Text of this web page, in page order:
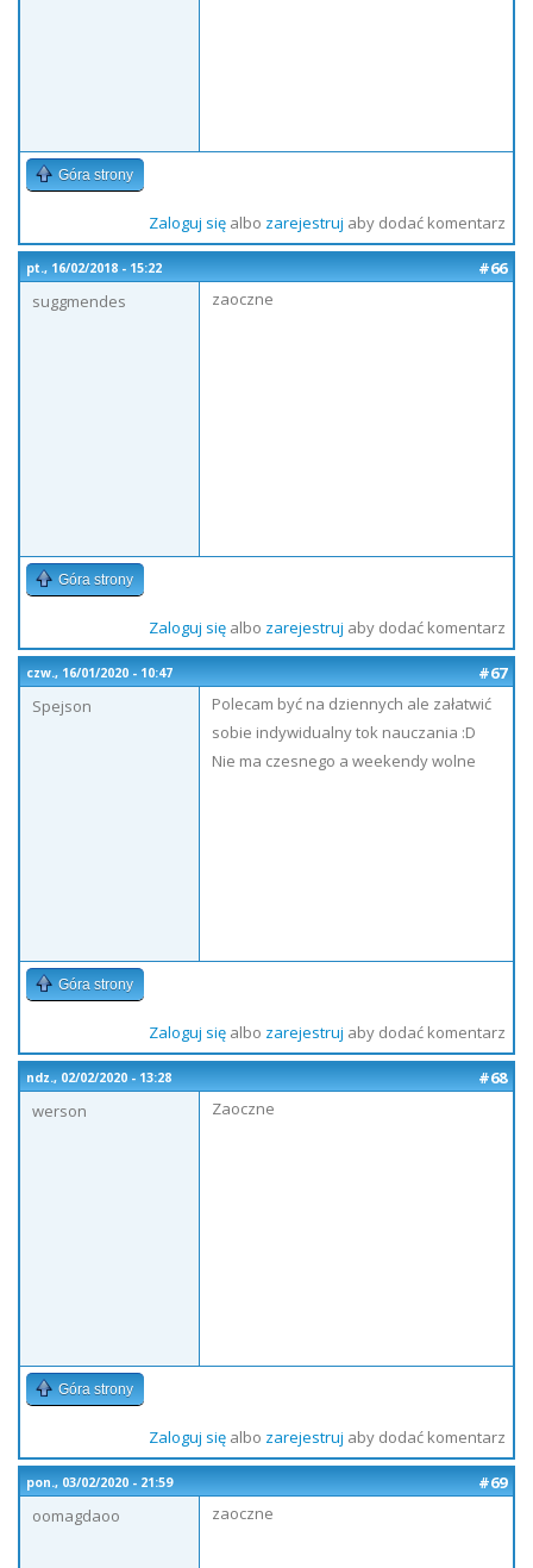
Góra strony
Zaloguj sięalbo zarejestruj aby dodać komentarz
pt., 16/02/2018 - 15:22
#66
suggmendes
zaoczne
Góra strony
Zaloguj sięalbo zarejestruj aby dodać komentarz
czw., 16/01/2020 - 10:47
#67
Spejson
Polecam być na dziennych ale załatwić
sobie indywidualny tok nauczania :D
Nie ma czesnego a weekendy wolne
Góra strony
Zaloguj sięalbo zarejestruj aby dodać komentarz
ndz., 02/02/2020 - 13:28
#68
werson
Zaoczne
Góra strony
Zaloguj sięalbo zarejestruj aby dodać komentarz
pon., 03/02/2020 - 21:59
#69
oomagdaoo
zaoczne